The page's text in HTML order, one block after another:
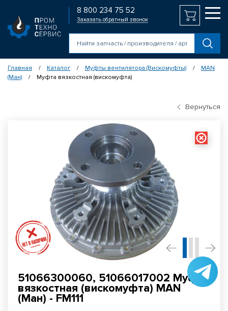
8 800 234 75 52
Заказать обратный звонок
Главная / Каталог / Муфты вентилятора (Вискомуфты) /
MAN
(Ман)
/ Муфта вязкостная (вискомуфта)
Вернуться
51066300060, 51066017002 Муфта
вязкостная (вискомуфта) MAN
(Ман) - FM111